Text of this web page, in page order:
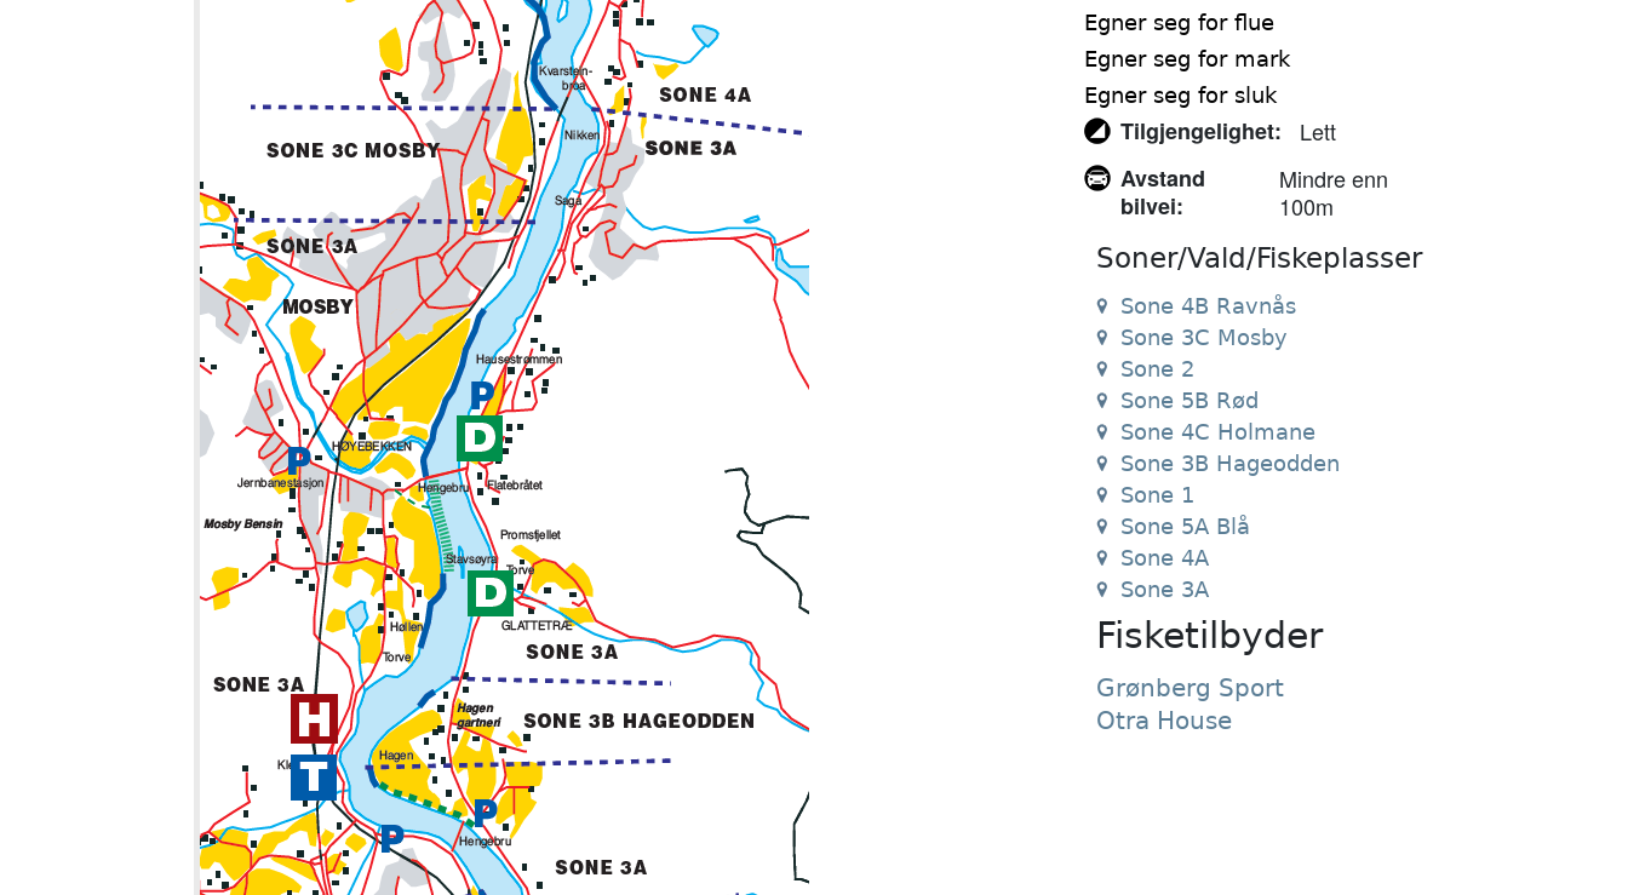
Egner seg for flue
Egner seg for mark
Egner seg for sluk
Tilgjengelighet
Lett
Avstand
bilvei
Mindre enn
100m
Soner/Vald/Fiskeplasser
Sone 4B Ravnås
Sone 3C Mosby
Sone 2
Sone 5B Rød
Sone 4C Holmane
Sone 3B Hageodden
Sone 1
Sone 5A Blå
Sone 4A
Sone 3A
Fisketilbyder
Grønberg Sport
Otra House